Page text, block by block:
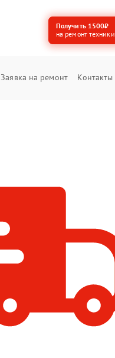
Получить 1500₽
на ремонт техники
Заявка на ремонт Контакты